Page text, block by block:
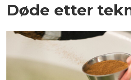
Døde etter